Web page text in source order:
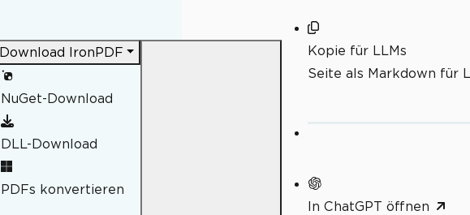
IronPDF
NuGet-Download
DLL-Download
PDFs konvertieren
Kopie für LLMs
Seite als Markdown für
In ChatGPT öffnen